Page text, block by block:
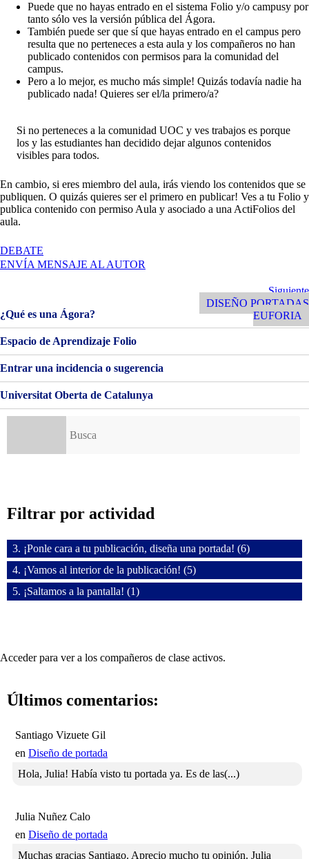
Puede que no hayas entrado en el sistema Folio y/o campusy por
tanto sólo ves la versión pública del Ágora.
También puede ser que sí que hayas entrado en el campus pero
resulta que no perteneces a esta aula y los compañeros no han
publicado contenidos con permisos para la comunidad del
campus.
Pero a lo mejor, es mucho más simple! Quizás todavía nadie ha
publicado nada! Quieres ser el/la primero/a?
Si no perteneces a la comunidad UOC y ves trabajos es porque
los y las estudiantes han decidido dejar algunos contenidos
visibles para todos.
En cambio, si eres miembro del aula, irás viendo los contenidos que se
publiquen. O quizás quieres ser el primero en publicar! Ves a tu Folio y
publica contenido con permiso Aula y asociado a una ActiFolios del
aula.
DEBATE
BIENVENIDOS
ENVÍA MENSAJE AL AUTOR
de
entradas
Siguiente
Entrada
Siguiente
DISEÑO PORTADAS
EUFORIA
¿Qué es una Ágora?
Espacio de Aprendizaje Folio
Entrar una incidencia o sugerencia
Universitat Oberta de Catalunya
Filtrar por actividad
3. ¡Ponle cara a tu publicación, diseña una portada! (6)
4. ¡Vamos al interior de la publicación! (5)
5. ¡Saltamos a la pantalla! (1)
Acceder para ver a los compañeros de clase activos.
Últimos comentarios:
Santiago Vizuete Gil
en Diseño de portada
Hola, Julia! Había visto tu portada ya. Es de las(...)
Julia Nuñez Calo
en Diseño de portada
Muchas gracias Santiago. Aprecio mucho tu opinión. Julia